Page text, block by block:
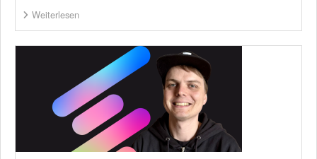
Weiterlesen